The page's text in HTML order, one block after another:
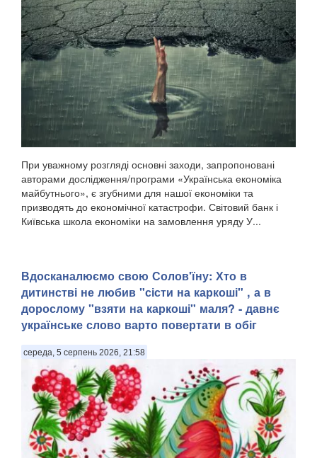
При уважному розгляді основні заходи, запропоновані
авторами дослідження/програми «Українська економіка
майбутнього», є згубними для нашої економіки та
призводять до економічної катастрофи. Світовий банк і
Київська школа економіки на замовлення уряду У...
Вдосканалюємо свою Солов'їну: Хто в
дитинстві не любив "сісти на каркоші" , а в
дорослому "взяти на каркоші" маля? - давнє
українське слово варто повертати в обіг
середа, 5 серпень 2026, 21:58